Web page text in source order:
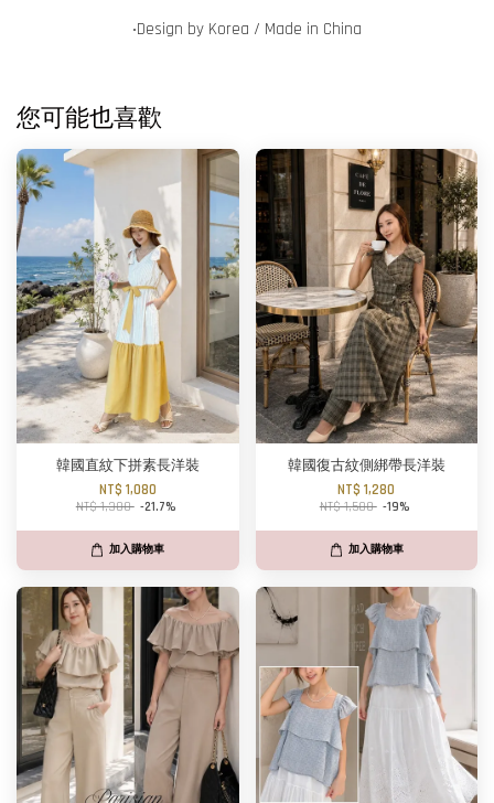
‧Design by Korea / Made in China
您可能也喜歡
韓國直紋下拼素長洋裝
NT$ 1,080
NT$ 1,380 -21.7%
加入購物車
韓國復古紋側綁帶長洋裝
NT$ 1,280
NT$ 1,580 -19%
加入購物車